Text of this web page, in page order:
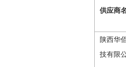
供应商
陕西华
技有限